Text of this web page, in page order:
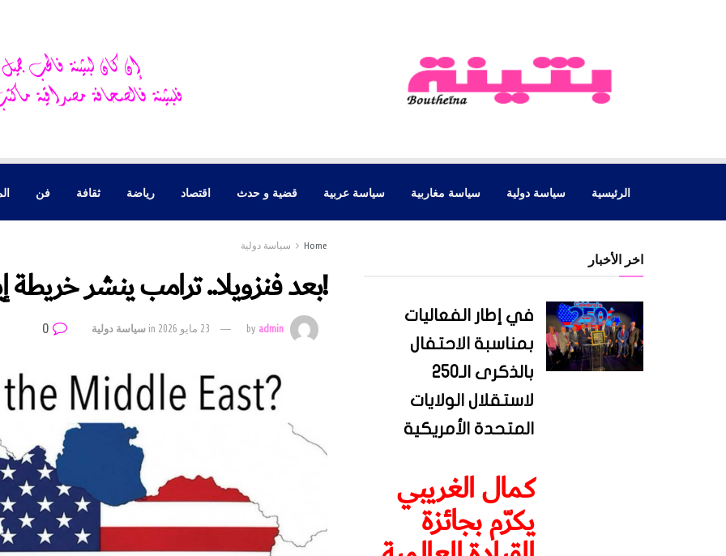
الرئيسية سياسة دولية سياسة مغاربية سياسة عربية قضية و حدث اقتصاد رياضة ثقافة فن
Home سياسة دولية
!بعد فنزويلا.. ترامب ينشر خريطة
byadmin 23 مايو 2026 inسياسة دولية
اخر الأخبار
في إطار الفعاليات
بمناسبة الاحتفال
بالذكرى الـ250
لاستقلال الولايات
المتحدة الأمريكية
كمال الغريبي
يكرّم بجائزة